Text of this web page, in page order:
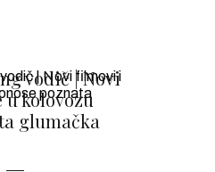
vodič | Novi
kolovozu
glumačka